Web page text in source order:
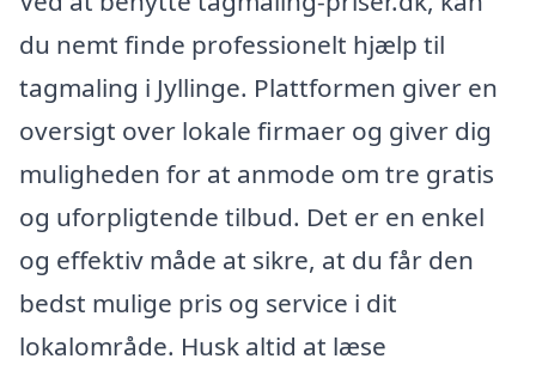
du nemt finde professionelt hjælp til
tagmaling i Jyllinge. Plattformen giver en
oversigt over lokale firmaer og giver dig
muligheden for at anmode om tre gratis
og uforpligtende tilbud. Det er en enkel
og effektiv måde at sikre, at du får den
bedst mulige pris og service i dit
lokalområde. Husk altid at læse